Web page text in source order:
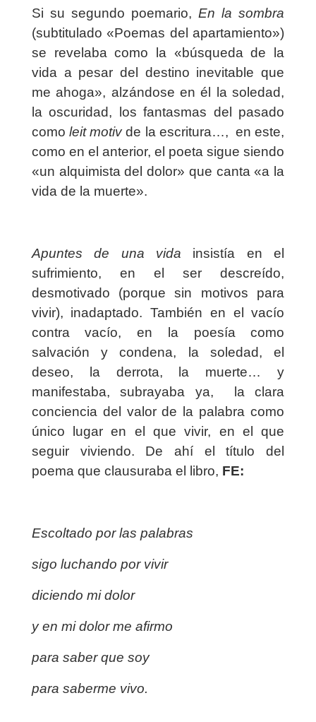
Si su segundo poemario,En la sombra
(subtitulado «Poemas del apartamiento»)
se revelaba como la «búsqueda de la
vida a pesar del destino inevitable que
me ahoga», alzándose en él la soledad,
la oscuridad, los fantasmas del pasado
como leit motivde la escritura…, en este,
como en el anterior, el poeta sigue siendo
«un alquimista del dolor» que canta «a la
vida de la muerte».
Apuntes de una vida insistía en el
sufrimiento, en el ser descreído,
desmotivado (porque sin motivos para
vivir), inadaptado. También en el vacío
contra vacío, en la poesía como
salvación y condena, la soledad, el
deseo, la derrota, la muerte… y
manifestaba, subrayaba ya,
la clara
conciencia del valor de la palabra como
único lugar en el que vivir, en el que
seguir viviendo. De ahí el título del
poema que clausuraba el libro, FE:
Escoltado por las palabras
sigo luchando por vivir
diciendo mi dolor
y en mi dolor me afirmo
para saber que soy
para saberme vivo.